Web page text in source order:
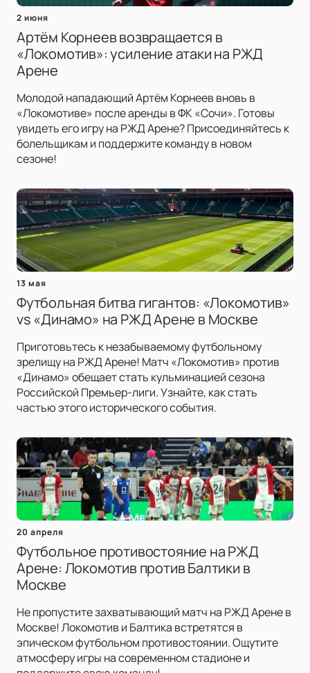
2 июня
Артём Корнеев возвращается в
«Локомотив»: усиление атаки на РЖД
Арене
Молодой нападающий Артём Корнеев вновь в
«Локомотиве» после аренды в ФК «Сочи». Готовы
увидеть его игру на РЖД Арене? Присоединяйтесь к
болельщикам и поддержите команду в новом
сезоне!
13 мая
Футбольная битва гигантов: «Локомотив»
vs «Динамо» на РЖД Арене в Москве
Приготовьтесь к незабываемому футбольному
зрелищу на РЖД Арене! Матч «Локомотив» против
«Динамо» обещает стать кульминацией сезона
Российской Премьер-лиги. Узнайте, как стать
частью этого исторического события.
20 апреля
Футбольное противостояние на РЖД
Арене: Локомотив против Балтики в
Москве
Не пропустите захватывающий матч на РЖД Арене в
Москве! Локомотив и Балтика встретятся в
эпическом футбольном противостоянии. Ощутите
атмосферу игры на современном стадионе и